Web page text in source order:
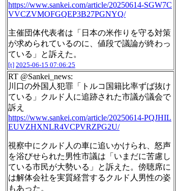
https://www.sankei.com/article/20250614-SGW7C
VVCZVMOFGQEP3B27PGNYQ/
主催団体代表者は「日本の米作りを守る対策
が求められているのに、値段で議論が終わっ
ている」と訴えた。
[t] 2025-06-15 07:06:25
RT @Sankei_news:
川口の外国人犯罪「トルコ国籍比率ずば抜け
ている」クルド人に追跡された市議が議会で
訴え
https://www.sankei.com/article/20250614-PQJHIL
EUVZHXNLR4VCPVRZPG2U/
視察中にクルド人の車に追いかけられ、怒声
を浴びせられた男性市議は「いまだに苦慮し
ている市民が大勢いる」と訴えた。傍聴席に
は解体会社を実質経営するクルド人男性の姿
もあった。